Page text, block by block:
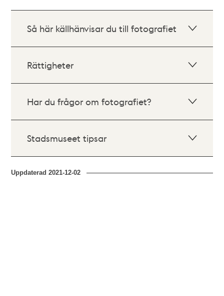
Så här källhänvisar du till fotografiet
Rättigheter
Har du frågor om fotografiet?
Stadsmuseet tipsar
Uppdaterad2021-12-02